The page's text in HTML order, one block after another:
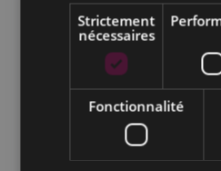
Gand
Dendermondsesteenweg
9040 Sint-Amandsberg
Horeca
+32 (0) 9 395 0 395
Strictement
nécessaires
Fonctionnalité